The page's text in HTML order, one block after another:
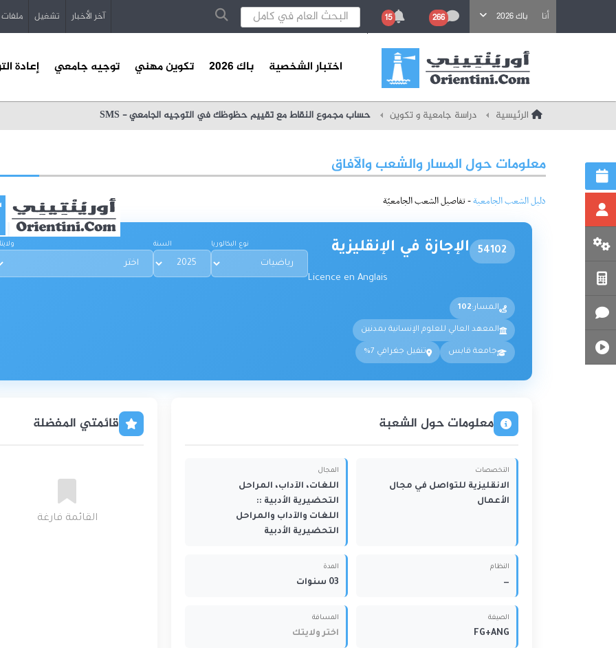
أنا باك 2026
باحث عن تكوين
266
15 آخر الأخبار تشغيل ملفات
اختبار الشخصية باك 2026 تكوين مهني توجيه جامعي إعادة
الرئيسية دراسة جامعية و تكوين حساب مجموع النقاط مع تقييم حظوظك في التوجيه الجامعي - SMS
معلومات حول المسار والشعب والآفاق
دليل الشعب الجامعية- تفاصيل الشعب الجامعيّة
54102 الإجازة في الإنقليزية
Licence en Anglais
المسار:102
المعهد العالي للعلوم الإنسانية بمدنين
جامعة قابس تنفيل جغرافي 7%
نوع البكالوريا السنة
معلومات حول الشعبة
التخصصات
الانقليزية للتواصل في مجال
الأعمال
المجال
اللغات، الآداب، المراحل
التحضيرية الأدبية ::
اللغات والآداب والمراحل
التحضيرية الأدبية
النظام
—
المدة
03 سنوات
الصيغة
FG+ANG
المسافة
اختر ولايتك
قائمتي المفضلة
القائمة فارغة